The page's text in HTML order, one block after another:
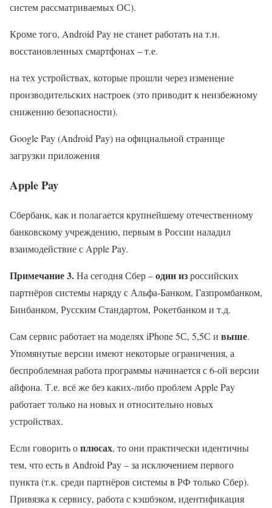
систем рассматриваемых ОС).
Кроме того, Android Pay не станет работать на т.н.
восстановленных смартфонах – т.е.
на тех устройствах, которые прошли через изменение
производительских настроек (это приводит к неизбежному
снижению безопасности).
Google Pay (Android Pay) на официальной странице
загрузки приложения
Apple Pay
Сбербанк, как и полагается крупнейшему отечественному
банковскому учреждению, первым в России наладил
взаимодействие с Apple Pay.
Примечание 3.На сегодня Сбер –один изроссийских
партнёров системы наряду с Альфа-Банком, Газпромбанком,
Бинбанком, Русским Стандартом, Рокетбанком и т.д.
Сам сервис работает на моделях iPhone 5С, 5,5С и выше.
Упомянутые версии имеют некоторые ограничения, а
беспроблемная работа программы начинается с 6-ой версии
айфона. Т.е. всё же без каких-либо проблем Apple Pay
работает только на новых и относительно новых
устройствах.
Если говорить оплюсах, то они практически идентичны
тем, что есть в Android Pay – за исключением первого
пункта (т.к. среди партнёров системы в РФ только Сбер).
Привязка к сервису, работа с кэшбэком, идентификация